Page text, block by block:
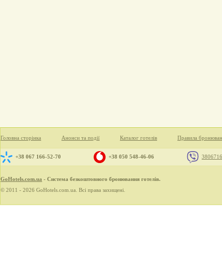
Головна сторінка Анонси та події Каталог готелів Правила
+38 067 166-52-70 +38 050 548-46-06
GoHotels.com.ua - Система безкоштовного бронювання готелів.
© 2011 - 2026 GoHotels.com.ua. Всі права захищені.